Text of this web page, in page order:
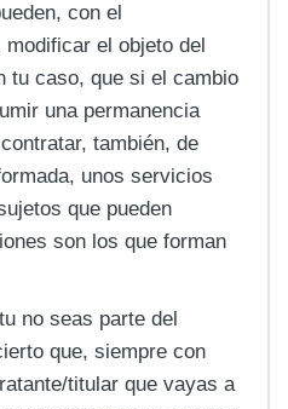
con el
el objeto del
tu caso, que si el cambio
una permanencia
también, de
unos servicios
que pueden
son los que forman
no seas parte del
que, siempre con
titular que vayas a